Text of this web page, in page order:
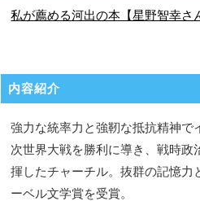
私が薦める河出の本【星野智幸さ
内容紹介
強力な統率力と強靭な抵抗精神で
次世界大戦を勝利に導き、戦時政
揮したチャーチル。抜群の記憶力
ーベル文学賞を受賞。